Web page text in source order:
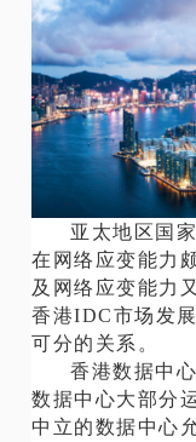
亚太地区国
在网络应变能力
及网络应变能力
香港IDC市场发
可分的关系。
香港数据中
数据中心大部分
中立的数据中心